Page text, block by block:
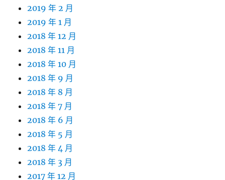
2019 年 2 月
2019 年 1 月
2018 年 12 月
2018 年 11 月
2018 年 10 月
2018 年 9 月
2018 年 8 月
2018 年 7 月
2018 年 6 月
2018 年 5 月
2018 年 4 月
2018 年 3 月
2017 年 12 月